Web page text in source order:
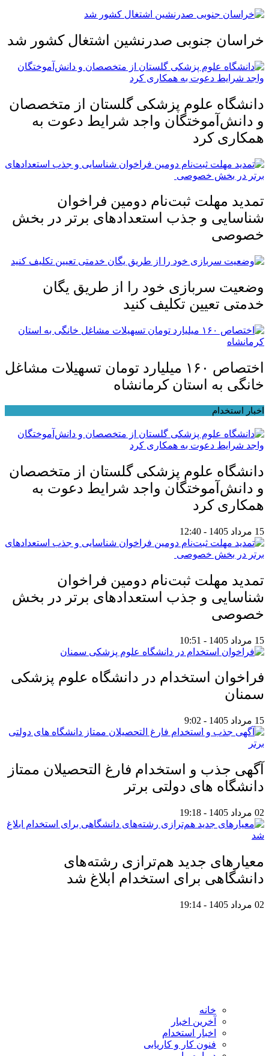
خراسان جنوبی صدرنشین اشتغال کشور شد
دانشگاه علوم پزشکی گلستان از متخصصان
و دانش‌آموختگان واجد شرایط دعوت به
همکاری کرد
تمدید مهلت ثبت‌نام دومین فراخوان
شناسایی و جذب استعدادهای برتر در بخش
خصوصی
وضعیت سربازی خود را از طریق یگان
خدمتی تعیین تکلیف کنید
اختصاص ۱۶۰ میلیارد تومان تسهیلات مشاغل
خانگی به استان کرمانشاه
اخبار استخدام
دانشگاه علوم پزشکی گلستان از متخصصان
و دانش‌آموختگان واجد شرایط دعوت به
همکاری کرد
15 مرداد 1405 - 12:40
تمدید مهلت ثبت‌نام دومین فراخوان
شناسایی و جذب استعدادهای برتر در بخش
خصوصی
15 مرداد 1405 - 10:51
فراخوان استخدام در دانشگاه علوم پزشکی
سمنان
15 مرداد 1405 - 9:02
آگهی جذب و استخدام فارغ التحصیلان ممتاز
دانشگاه های دولتی برتر
02 مرداد 1405 - 19:18
معیار‌های جدید هم‌ترازی رشته‌های
دانشگاهی برای استخدام ابلاغ شد
02 مرداد 1405 - 19:14
خانه
آخرین اخبار
اخبار استخدام
فنون کار و کاریابی